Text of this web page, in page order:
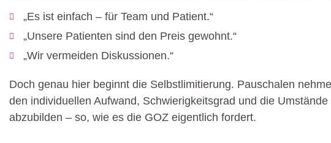
„Es ist einfach – für Team und Patient.“
„Unsere Patienten sind den Preis gewohnt.“
„Wir vermeiden Diskussionen.“
Doch genau hier beginnt die Selbstlimitierung. Pauschalen
den individuellen Aufwand, Schwierigkeitsgrad und die
abzubilden – so, wie es die GOZ eigentlich fordert.